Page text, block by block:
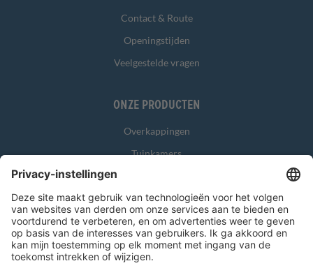
Contact & Route
Openingstijden
Veelgestelde vragen
Onze producten
Overkappingen
Tuinkamers
Zonwering
Overig